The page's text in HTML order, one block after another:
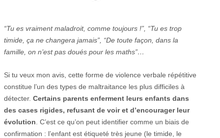
“Tu es vraiment maladroit, comme toujours !”, “Tu es trop
timide, ça ne changera jamais”, “De toute façon, dans la
famille, on n’est pas doués pour les maths”…
Si tu veux mon avis, cette forme de violence verbale répétitive
constitue l’un des types de maltraitance les plus difficiles à
détecter. Certains parents enferment leurs enfants dans
des cases rigides, refusant de voir et d’encourager leur
évolution . C’est ce qu’on peut identifier comme un biais de
confirmation : l’enfant est étiqueté très jeune (le timide, le